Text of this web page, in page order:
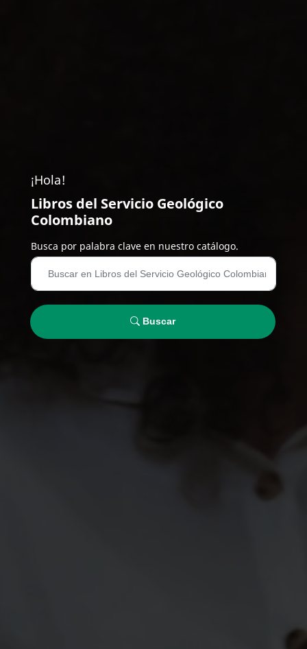
¡Hola!
Libros del Servicio Geológico
Colombiano
Busca por palabra clave en nuestro catálogo.
Buscar